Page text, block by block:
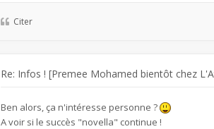
Citer
Re: Infos ! [Premee Mohamed bientôt chez
Ben alors, ça n'intéresse personne ?
A voir si le succès "novella" continue !